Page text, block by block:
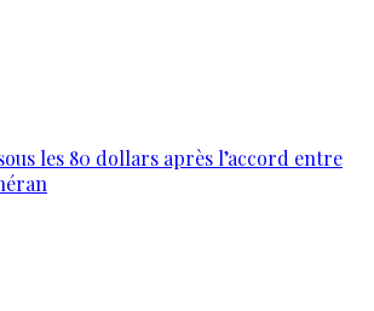
les 80 dollars après l’accord entre